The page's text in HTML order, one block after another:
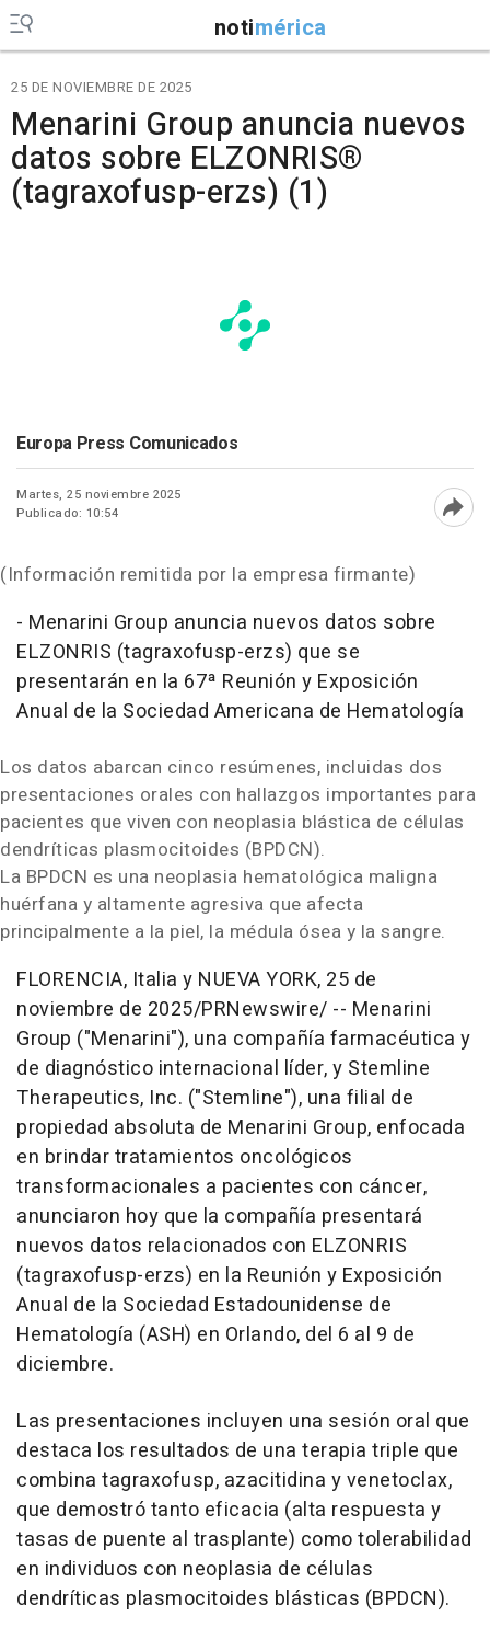
notimérica
25 DE NOVIEMBRE DE 2025
Menarini Group anuncia nuevos
datos sobre ELZONRIS®
(tagraxofusp-erzs) (1)
Europa Press Comunicados
Martes, 25 noviembre 2025
Publicado: 10:54
(Información remitida por la empresa firmante)
- Menarini Group anuncia nuevos datos sobre
ELZONRIS (tagraxofusp-erzs) que se
presentarán en la 67ª Reunión y Exposición
Anual de la Sociedad Americana de Hematología
Los datos abarcan cinco resúmenes, incluidas dos
presentaciones orales con hallazgos importantes para
pacientes que viven con neoplasia blástica de células
dendríticas plasmocitoides (BPDCN).
La BPDCN es una neoplasia hematológica maligna
huérfana y altamente agresiva que afecta
principalmente a la piel, la médula ósea y la sangre.
FLORENCIA, Italia y NUEVA YORK, 25 de
noviembre de 2025/PRNewswire/ -- Menarini
Group ("Menarini"), una compañía farmacéutica y
de diagnóstico internacional líder, y Stemline
Therapeutics, Inc. ("Stemline"), una filial de
propiedad absoluta de Menarini Group, enfocada
en brindar tratamientos oncológicos
transformacionales a pacientes con cáncer,
anunciaron hoy que la compañía presentará
nuevos datos relacionados con ELZONRIS
(tagraxofusp-erzs) en la Reunión y Exposición
Anual de la Sociedad Estadounidense de
Hematología (ASH) en Orlando, del 6 al 9 de
diciembre.
Las presentaciones incluyen una sesión oral que
destaca los resultados de una terapia triple que
combina tagraxofusp, azacitidina y venetoclax,
que demostró tanto eficacia (alta respuesta y
tasas de puente al trasplante) como tolerabilidad
en individuos con neoplasia de células
dendríticas plasmocitoides blásticas (BPDCN).